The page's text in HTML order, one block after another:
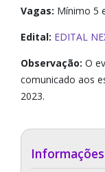
Vagas: Mínimo 5
Edital: EDITAL
Observação: O
comunicado aos
2023.
Informações